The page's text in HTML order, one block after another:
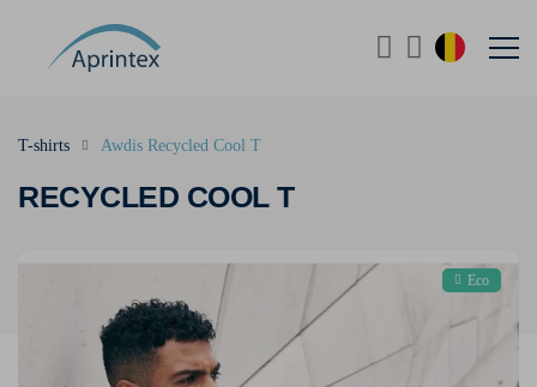
RECYCLED COOL T
T-shirts Awdis Recycled Cool T
Eco